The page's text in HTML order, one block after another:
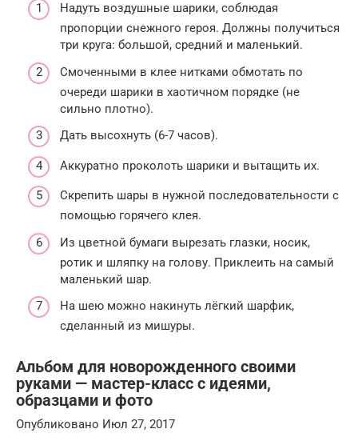
Надуть воздушные шарики, соблюдая
пропорции снежного героя. Должны получиться
три круга: большой, средний и маленький.
Смоченными в клее нитками обмотать по
очереди шарики в хаотичном порядке (не
сильно плотно).
Дать высохнуть (6-7 часов).
Аккуратно проколоть шарики и вытащить их.
Скрепить шары в нужной последовательности с
помощью горячего клея.
Из цветной бумаги вырезать глазки, носик,
ротик и шляпку на голову. Приклеить на самый
маленький шар.
На шею можно накинуть лёгкий шарфик,
сделанный из мишуры.
Альбом для новорожденного своими
руками — мастер-класс с идеями,
образцами и фото
Опубликовано Июл 27, 2017